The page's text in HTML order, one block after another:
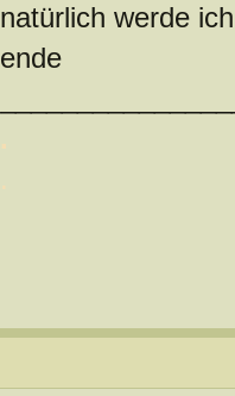
natürlich werde
ende